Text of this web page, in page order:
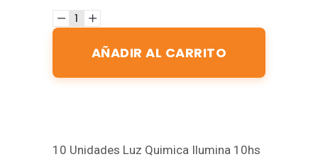
AÑADIR AL CARRITO
10 Unidades Luz Quimica Ilumina 10hs